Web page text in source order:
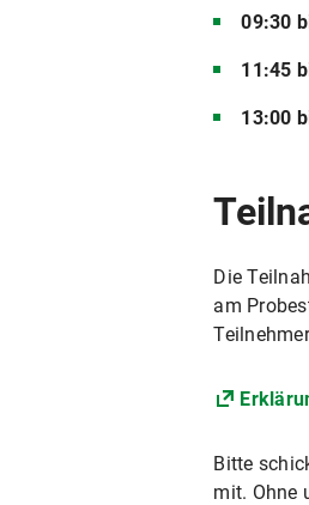
09:30
11:45
13:00
Die
am
Bitte
mit. Ohne